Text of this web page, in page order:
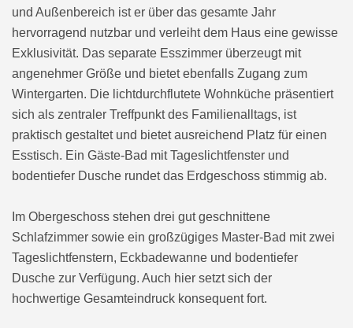
und Außenbereich ist er über das gesamte Jahr
hervorragend nutzbar und verleiht dem Haus eine gewisse
Exklusivität. Das separate Esszimmer überzeugt mit
angenehmer Größe und bietet ebenfalls Zugang zum
Wintergarten. Die lichtdurchflutete Wohnküche präsentiert
sich als zentraler Treffpunkt des Familienalltags, ist
praktisch gestaltet und bietet ausreichend Platz für einen
Esstisch. Ein Gäste-Bad mit Tageslichtfenster und
bodentiefer Dusche rundet das Erdgeschoss stimmig ab.
Im Obergeschoss stehen drei gut geschnittene
Schlafzimmer sowie ein großzügiges Master-Bad mit zwei
Tageslichtfenstern, Eckbadewanne und bodentiefer
Dusche zur Verfügung. Auch hier setzt sich der
hochwertige Gesamteindruck konsequent fort.